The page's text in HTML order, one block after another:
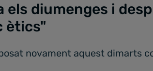
els diumenges i
ètics"
novament aquest dimarts